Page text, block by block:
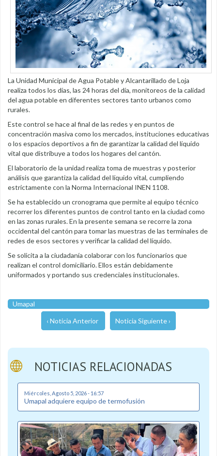
La Unidad Municipal de Agua Potable y Alcantarillado de Loja
realiza todos los días, las 24 horas del día, monitoreos de la calidad
del agua potable en diferentes sectores tanto urbanos como
rurales.
Este control se hace al final de las redes y en puntos de
concentración masiva como los mercados, instituciones educativas
o los espacios deportivos a fin de garantizar la calidad del líquido
vital que distribuye a todos los hogares del cantón.
El laboratorio de la unidad realiza toma de muestras y posterior
análisis que garantiza la calidad del líquido vital, cumpliendo
estrictamente con la Norma Internacional INEN 1108.
Se ha establecido un cronograma que permite al equipo técnico
recorrer los diferentes puntos de control tanto en la ciudad como
en las zonas rurales. En la presente semana se recorre la zona
occidental del cantón para tomar las muestras de las terminales de
redes de esos sectores y verificar la calidad del líquido.
Se solicita a la ciudadanía colaborar con los funcionarios que
realizan el control domiciliario. Ellos están debidamente
uniformados y portando sus credenciales institucionales.
Umapal
‹ Noticia Anterior Noticia Siguiente ›
NOTICIAS RELACIONADAS
Miércoles, Agosto 5, 2026 - 16:57
Umapal adquiere equipo de termofusión